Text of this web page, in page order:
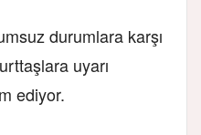
durumlara karşı
uyarı
ediyor.